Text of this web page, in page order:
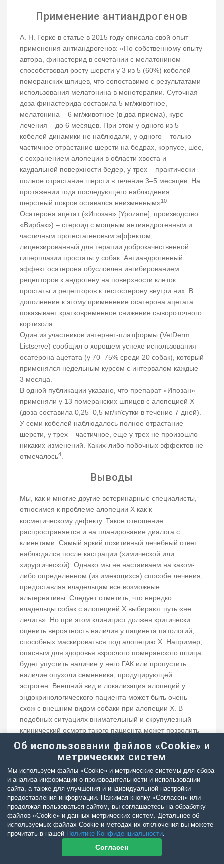
Применение антиандрогенов
А. Н. Герке в статье в 2015 году описала свой опыт
применения антиандрогенов: «По собственному опыту
автора, финастерид в сочетании с мелатонином
способствовал росту шерсти у 3 из 5 (60%) кобелей
померанских шпицев, что сопоставимо с результатами
использования мелатонина в монотерапии. Суточная
доза финастерида составила 5 мг/животное,
мелатонина – 6 мг/животное (в два приема), курс
лечения – до 6 месяцев. При этом у одного из 5
кобелей динамики не наблюдали, у одного – только
частичное отрастание шерсти на бедрах, корпусе, шее,
с сохранением алопеции в области хвоста и
каудальной поверхности бедер, у трех – практически
полное отрастание шерсти в течение 3–5 месяцев. На
протяжении года последующего наблюдения
шерстный покров оставался неизменным»10.
Осатерона ацетат («Ипозан» [Ypozane], производство
«Вирбак») – стероид с мощным антиандрогенным и
частичным прогестагеновым эффектом,
лицензированный для терапии доброкачественной
гиперплазии простаты у собак. Антиандрогенный
эффект осатерона обусловлен ингибированием
рецепторов к андрогену на поверхности клеток
простаты и рецепторов к тестостерону внутри них. В
дополнение к этому применение осатерона ацетата
показывает кратковременное снижение сывороточного
кортизола.
Один из участников интернет-платформы (VetDerm
Listserve) сообщил о хорошем успехе использования
осатерона ацетата (у 70–75% среди 20 собак), который
применялся недельным курсом с интервалом каждые
3 месяца.
В одной публикации указано, что препарат «Ипозан»
применяли у 13 померанских шпицев с алопецией Х
(доза составила 0,25–0,5 мг/кг/сутки в течение 7 дней).
У семи кобелей наблюдалось полное отрастание
шерсти, у трех – частичное, еще у трех не произошло
никаких изменений. Каких-либо побочных эффектов не
отмечалось4.
Выводы
Мы, как и многие другие ветеринарные специалисты,
относимся к проблеме алопеции Х как к
косметическому дефекту. Такое отношение
распространяется и на планирование диалога с
клиентами. Самый яркий позитивный лечебный ответ
наблюдался после кастрации (химической или
хирургической). Однако мы не настаиваем на каком-
либо определенном (из имеющихся) способе лечения,
предоставляя владельцам все возможные
альтернативы. Следует отметить, что нередко
владельцы собак с алопецией Х выбирают путь «не
лечить». Но при этом клиницист должен критически
оценить вероятность наличия у пациента патологий,
способных маскироваться под алопецию Х. Например,
опасным для здоровья взрослого померанского шпица
будет упустить наличие у него ГАК или пропустить
наличие опухоли семенника, продуцирующей
эстроген. Внешний вид и локализация алопеций у
эндокринологического пациента может быть очень
схож с внешним видом собаки при алопеции Х. В
подобных ситуациях внимательный и скрупулезный
клинический осмотр такого пациента может позволить
усомниться в том, что алопеция Х является ведущим
диагнозом. В таком случае направление мышления
врача-клинициста будет верным, а перспективы
выздоровления – многообещающими. На этом этапе
оценки состояния пациента очень важен коллективный
подход к диагностике и решению проблемы, поэтому
нередко мы рекомендуем владельцам животных с
подозрением на алопецию Х посетить не только
дерматолога, но и эндокринолога.
Об использовании файлов «Cookie» и
метрических систем
Мы используем файлы «Cookie» и метрические системы для сбора
и анализа информации о производительности и использовании
сайта, а также для улучшения и индивидуальной настройки
предоставления информации. Нажимая кнопку «Согласен» или
продолжая пользоваться сайтом, вы соглашаетесь на обработку
файлов «Cookie» и данных метрических систем. Детальнее об
используемых файлах Cookie и методах их отключения вы можете
прочитать в нашей Политике Конфиденциальности.
Согласен